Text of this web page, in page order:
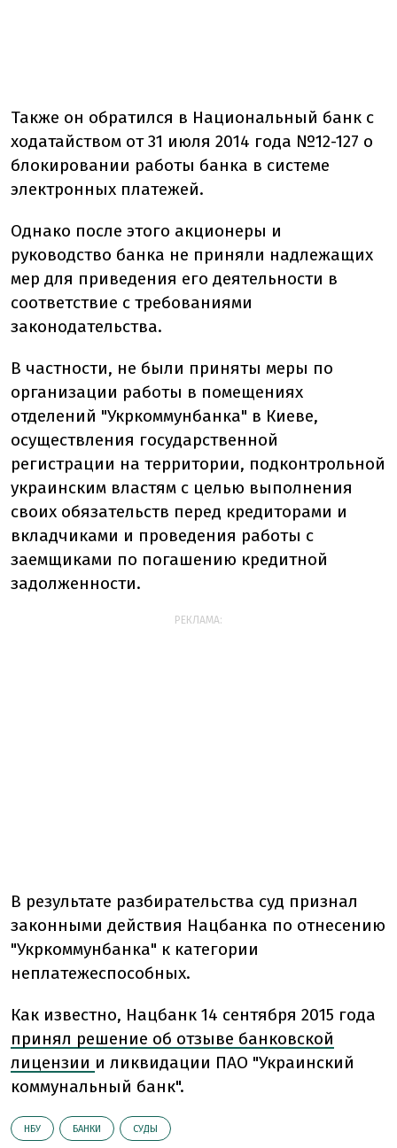
Также он обратился в Национальный банк с
ходатайством от 31 июля 2014 года №12-127 о
блокировании работы банка в системе
электронных платежей.
Однако после этого акционеры и
руководство банка не приняли надлежащих
мер для приведения его деятельности в
соответствие с требованиями
законодательства.
В частности, не были приняты меры по
организации работы в помещениях
отделений "Укркоммунбанка" в Киеве,
осуществления государственной
регистрации на территории, подконтрольной
украинским властям с целью выполнения
своих обязательств перед кредиторами и
вкладчиками и проведения работы с
заемщиками по погашению кредитной
задолженности.
РЕКЛАМА:
В результате разбирательства суд признал
законными действия Нацбанка по отнесению
"Укркоммунбанка" к категории
неплатежеспособных.
Как известно, Нацбанк 14 сентября 2015 года
принял решение об отзыве банковской
лицензии и ликвидации ПАО "Украинский
коммунальный банк".
НБУ БАНКИ СУДЫ